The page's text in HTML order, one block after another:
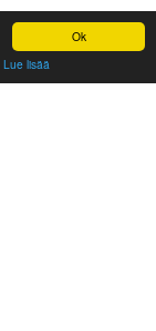
Ok
Lue lisää